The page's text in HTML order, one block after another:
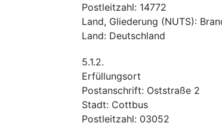
Postleitzahl: 14772
Land, Gliederung (NUTS):
Land: Deutschland
5.1.2.
Erfüllungsort
Postanschrift: Oststraße 2
Stadt: Cottbus
Postleitzahl: 03052